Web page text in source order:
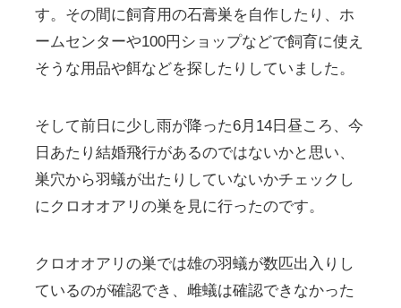
す。その間に飼育用の石膏巣を自作したり、ホ
ームセンターや100円ショップなどで飼育に使え
そうな用品や餌などを探したりしていました。
そして前日に少し雨が降った6月14日昼ころ、今
日あたり結婚飛行があるのではないかと思い、
巣穴から羽蟻が出たりしていないかチェックし
にクロオオアリの巣を見に行ったのです。
クロオオアリの巣では雄の羽蟻が数匹出入りし
ているのが確認でき、雌蟻は確認できなかった